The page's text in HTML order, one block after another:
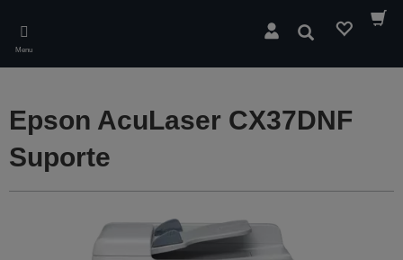
main
content
Menu
Pesquisar
Epson AcuLaser CX37DNF
Suporte